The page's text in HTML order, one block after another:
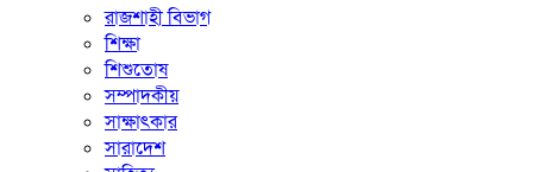
রাজশাহী বিভাগ
শিক্ষা
শিশুতোষ
সম্পাদকীয়
সাক্ষাৎকার
সারাদেশ